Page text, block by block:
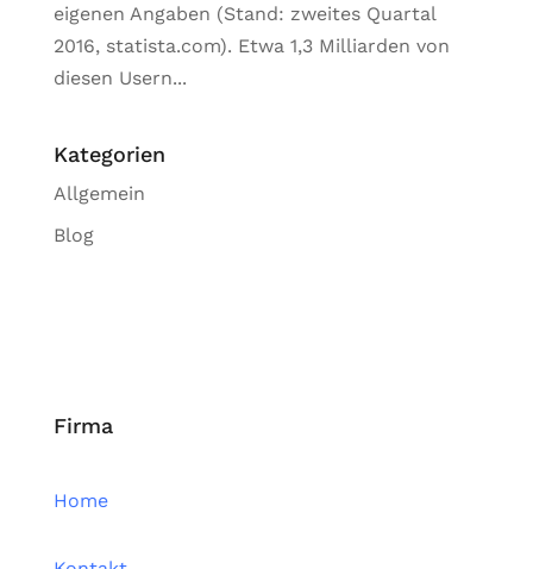
eigenen Angaben (Stand: zweites Quartal
2016, statista.com). Etwa 1,3 Milliarden von
diesen Usern...
Kategorien
Allgemein
Blog
Firma
Home